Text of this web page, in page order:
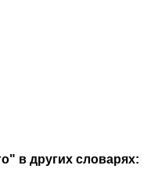
в других словарях: